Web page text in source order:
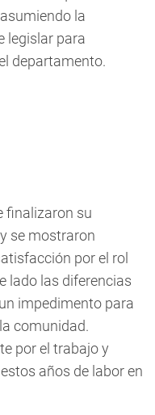
la
legislar para
departamento.
finalizaron su
se mostraron
por el rol
lado las diferencias
impedimento para
comunidad.
por el trabajo y
años de labor en